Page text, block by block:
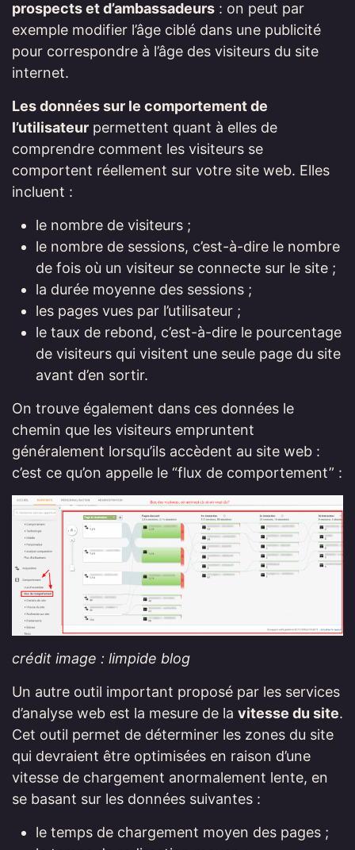
prospects et d’ambassadeurs : on peut par
exemple modifier l’âge ciblé dans une publicité
pour correspondre à l’âge des visiteurs du site
internet.
Les données sur le comportement de
l’utilisateur permettent quant à elles de
comprendre comment les visiteurs se
comportent réellement sur votre site web. Elles
incluent :
le nombre de visiteurs ;
le nombre de sessions, c’est-à-dire le nombre
de fois où un visiteur se connecte sur le site ;
la durée moyenne des sessions ;
les pages vues par l’utilisateur ;
le taux de rebond, c’est-à-dire le pourcentage
de visiteurs qui visitent une seule page du site
avant d’en sortir.
On trouve également dans ces données le
chemin que les visiteurs empruntent
généralement lorsqu’ils accèdent au site web :
c’est ce qu’on appelle le “flux de comportement” :
crédit image : limpide blog
Un autre outil important proposé par les services
d’analyse web est la mesure de la vitesse du site.
Cet outil permet de déterminer les zones du site
qui devraient être optimisées en raison d’une
vitesse de chargement anormalement lente, en
se basant sur les données suivantes :
le temps de chargement moyen des pages ;